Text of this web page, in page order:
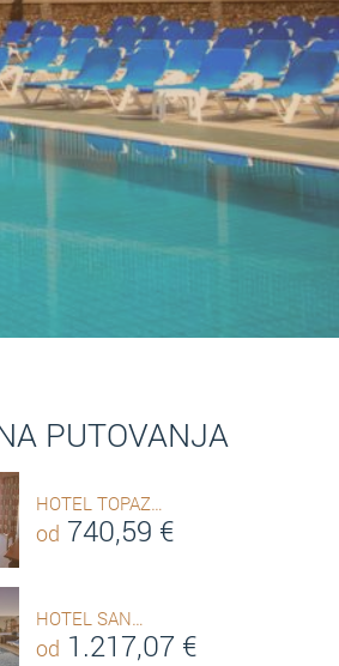
PUTOVANJA
HOTEL TOPAZ…
od 740,59 €
HOTEL SAN…
od 1.217,07 €